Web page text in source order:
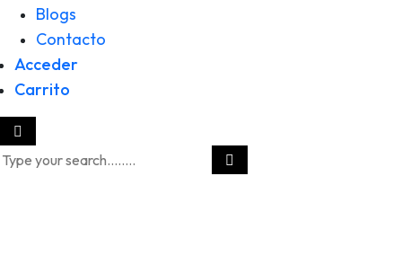
Blogs
Contacto
Acceder
Carrito